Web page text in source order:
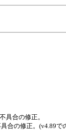
具合の修正。
合の修正。(v4.89で